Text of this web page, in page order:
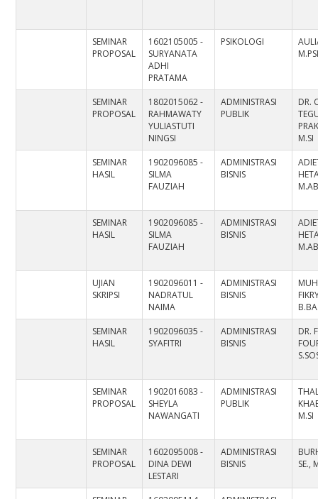
SEMINAR
PROPOSAL
1602105005 -
SURYANATA
ADHI
PRATAMA
PSIKOLOGI
SEMINAR
PROPOSAL
1802015062 -
RAHMAWATY
YULIASTUTI
NINGSI
ADMINISTRASI
PUBLIK
DR.
M.SI
SEMINAR
HASIL
1902096085 -
SILMA
FAUZIAH
ADMINISTRASI
BISNIS
SEMINAR
HASIL
1902096085 -
SILMA
FAUZIAH
ADMINISTRASI
BISNIS
UJIAN
SKRIPSI
1902096011 -
NADRATUL
NAIMA
ADMINISTRASI
BISNIS
SEMINAR
HASIL
1902096035 -
SYAFITRI
ADMINISTRASI
BISNIS
DR.
SEMINAR
PROPOSAL
1902016083 -
SHEYLA
NAWANGATI
ADMINISTRASI
PUBLIK
M.SI
SEMINAR
PROPOSAL
1602095008 -
DINA DEWI
LESTARI
ADMINISTRASI
BISNIS
SE.,